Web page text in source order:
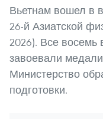
Вьетнам вошел в
26-й Азиатской
2026). Все восемь
завоевали
Министерство
подготовки.